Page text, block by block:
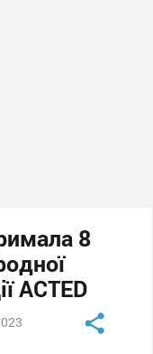
8
ACTED